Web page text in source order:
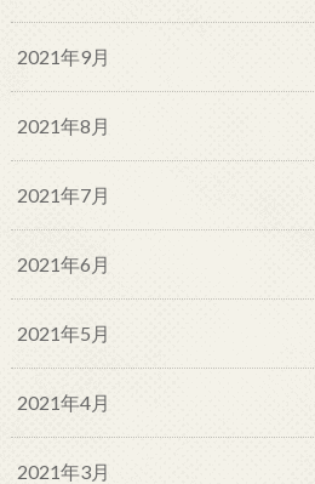
2021年9月
2021年8月
2021年7月
2021年6月
2021年5月
2021年4月
2021年3月